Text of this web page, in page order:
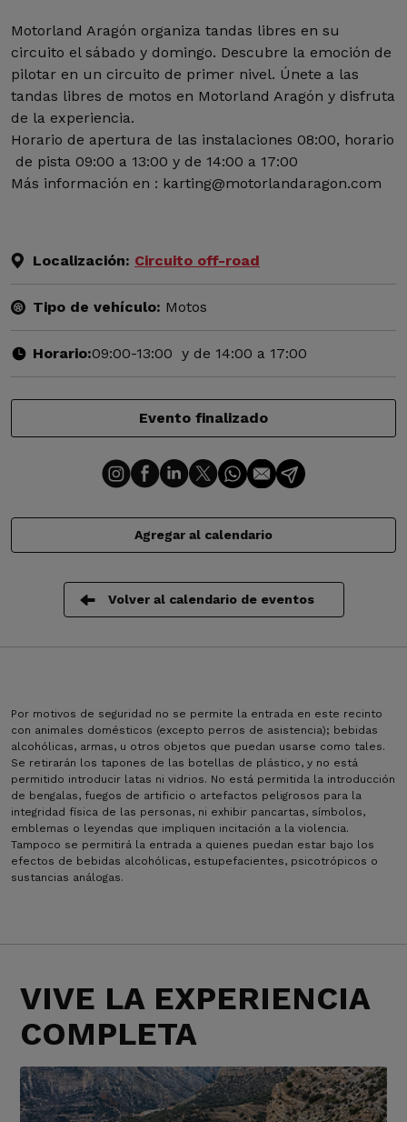
Motorland Aragón organiza tandas libres en su
circuito el sábado y domingo. Descubre la emoción de
pilotar en un circuito de primer nivel. Únete a las
tandas libres de motos en Motorland Aragón y disfruta
de la experiencia.
Horario de apertura de las instalaciones 08:00, horario
de pista 09:00 a 13:00 y de 14:00 a 17:00
Más información en : karting@motorlandaragon.com
Localización: Circuito off-road
Tipo de vehículo: Motos
Horario:09:00-13:00 y de 14:00 a 17:00
Evento finalizado
Agregar al calendario
Volver al calendario de eventos
Por motivos de seguridad no se permite la entrada en este recinto
con animales domésticos (excepto perros de asistencia); bebidas
alcohólicas, armas, u otros objetos que puedan usarse como tales.
Se retirarán los tapones de las botellas de plástico, y no está
permitido introducir latas ni vidrios. No está permitida la introducción
de bengalas, fuegos de artificio o artefactos peligrosos para la
integridad física de las personas, ni exhibir pancartas, símbolos,
emblemas o leyendas que impliquen incitación a la violencia.
Tampoco se permitirá la entrada a quienes puedan estar bajo los
efectos de bebidas alcohólicas, estupefacientes, psicotrópicos o
sustancias análogas.
VIVE LA EXPERIENCIA
COMPLETA